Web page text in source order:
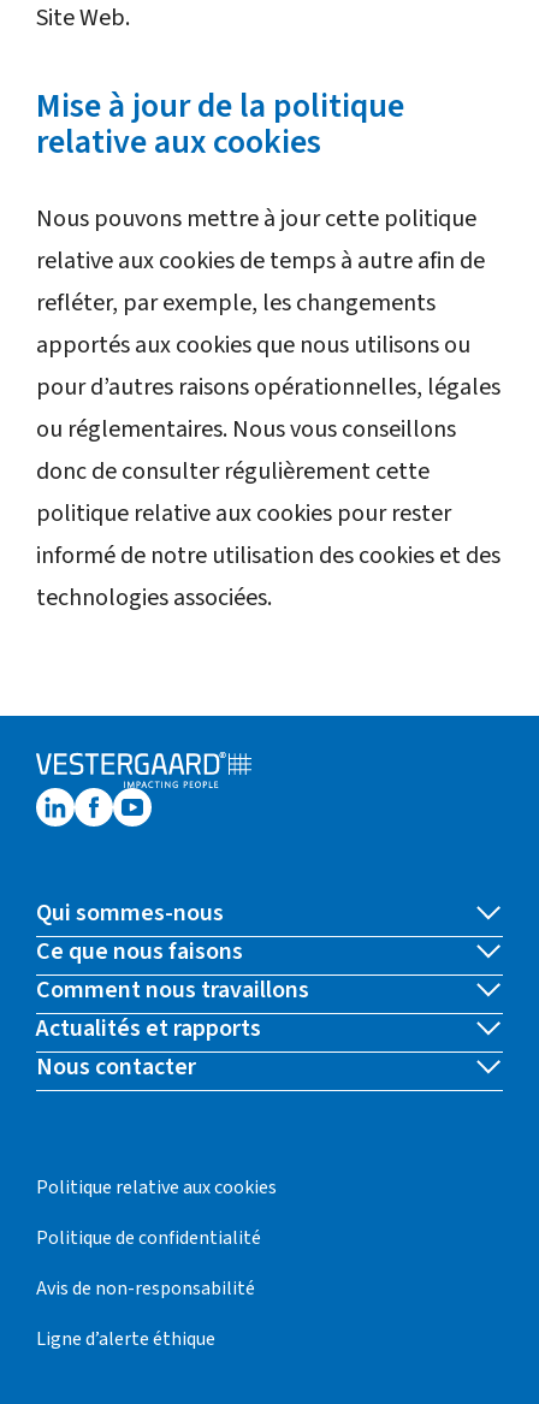
Site Web.
Mise à jour de la politique
relative aux cookies
Nous pouvons mettre à jour cette politique
relative aux cookies de temps à autre afin de
refléter, par exemple, les changements
apportés aux cookies que nous utilisons ou
pour d’autres raisons opérationnelles, légales
ou réglementaires. Nous vous conseillons
donc de consulter régulièrement cette
politique relative aux cookies pour rester
informé de notre utilisation des cookies et des
technologies associées.
Qui sommes-nous
Ce que nous faisons
Comment nous travaillons
Actualités et rapports
Nous contacter
Politique relative aux cookies
Politique de confidentialité
Avis de non-responsabilité
Ligne d’alerte éthique